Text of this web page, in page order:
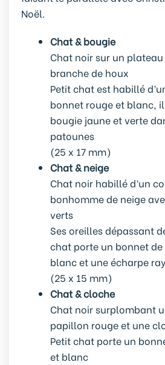
Noël.
Chat & bougie
Chat noir sur un
branche de houx
Petit chat est habillé
bonnet rouge et blanc,
bougie jaune et verte
patounes
(25 x 17 mm)
Chat & neige
Chat noir habillé d’un
bonhomme de neige
verts
Ses oreilles dépassant
chat porte un bonnet
blanc et une écharpe
(25 x 15 mm)
Chat & cloche
Chat noir surplombant
papillon rouge et une
Petit chat porte un
et blanc